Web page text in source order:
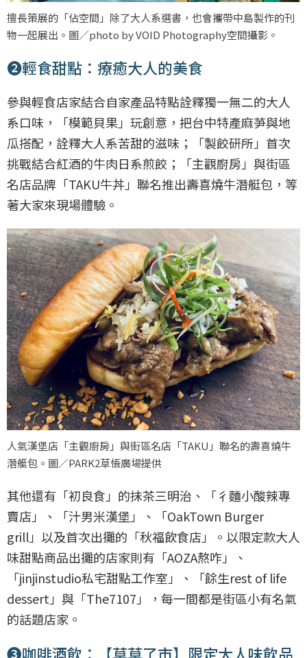
擅長策展的「佔空間」除了大人系選書，也會攜帶中島製作的刊
物一起展出。圖／photo by VOID Photography空間攝影。
❷輕食甜點：療癒大人的美食
參與輕食店家結合自家產品特點詮釋獨一無二的大人
系口味，「模範貝果」玩創意，把台中特產麻芛與地
瓜搭配，詮釋大人系苦甜的滋味；「製餃研所」首次
挑戰結合紅酒的牛肉日系煎餃；「主觀廚房」與街區
名店品牌「TAKU牛丼」聯名推出壽喜燒牛潛艇包，等
著大家來現場體驗。
人氣漢堡店「主觀廚房」與街區名店「TAKU」聯名的壽喜燒牛
潛艇包。圖／PARK2草悟廣場提供
其他還有「初良食」的抹茶三明治、「彳麵小酸辣專
賣店」、「汁男米漢堡」、「OakTown Burger
grill」以及首次出攤的「秋福飲食店」。以限定款大人
味甜點商品出攤的店家則有「AOZA熬咋」、
「jinjinstudio私宅甜點工作室」、「餘生rest of life
dessert」與「The7107」，每一間都是街區小有名氣
的話題店家。
❸咖啡酒飲：【草草了市】限定大人味飲品